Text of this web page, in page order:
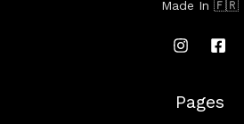
Made In 🇫🇷
Pages